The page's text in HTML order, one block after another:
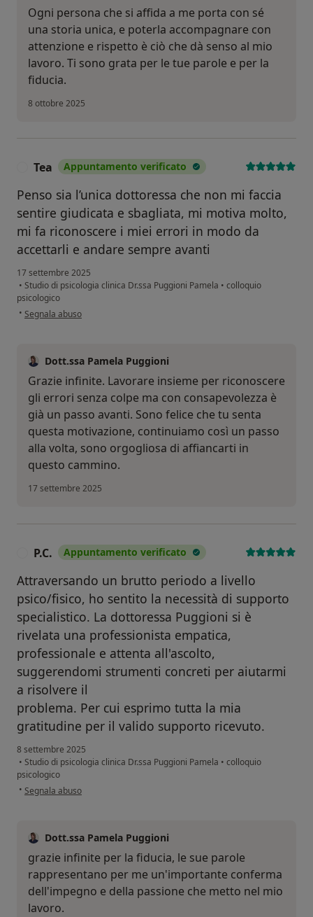
Ogni persona che si affida a me porta con sé
una storia unica, e poterla accompagnare con
attenzione e rispetto è ciò che dà senso al mio
lavoro. Ti sono grata per le tue parole e per la
fiducia.
8 ottobre 2025
Tea Appuntamento verificato
Penso sia l’unica dottoressa che non mi faccia
sentire giudicata e sbagliata, mi motiva molto,
mi fa riconoscere i miei errori in modo da
accettarli e andare sempre avanti
17 settembre 2025
• Studio di psicologia clinica Dr.ssa Puggioni Pamela • colloquio
psicologico
• secondo l'opinione dell'utente Tea
Segnala abuso
Dott.ssa Pamela Puggioni
Grazie infinite. Lavorare insieme per riconoscere
gli errori senza colpe ma con consapevolezza è
già un passo avanti. Sono felice che tu senta
questa motivazione, continuiamo così un passo
alla volta, sono orgogliosa di affiancarti in
questo cammino.
17 settembre 2025
P.C. Appuntamento verificato
Attraversando un brutto periodo a livello
psico/fisico, ho sentito la necessità di supporto
specialistico. La dottoressa Puggioni si è
rivelata una professionista empatica,
professionale e attenta all'ascolto,
suggerendomi strumenti concreti per aiutarmi
a risolvere il
problema. Per cui esprimo tutta la mia
gratitudine per il valido supporto ricevuto.
8 settembre 2025
• Studio di psicologia clinica Dr.ssa Puggioni Pamela • colloquio
psicologico
• secondo l'opinione dell'utente P.C.
Segnala abuso
Dott.ssa Pamela Puggioni
grazie infinite per la fiducia, le sue parole
rappresentano per me un'importante conferma
dell'impegno e della passione che metto nel mio
lavoro.